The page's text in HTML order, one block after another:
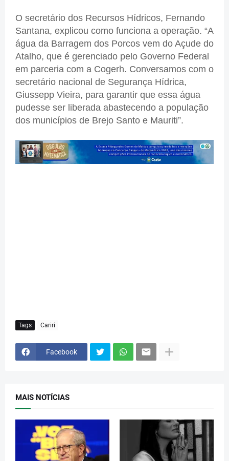
O secretário dos Recursos Hídricos, Fernando
Santana, explicou como funciona a operação. “A
água da Barragem dos Porcos vem do Açude do
Atalho, que é gerenciado pelo Governo Federal
em parceria com a Cogerh. Conversamos com o
secretário nacional de Segurança Hídrica,
Giussepp Vieira, para garantir que essa água
pudesse ser liberada abastecendo a população
dos municípios de Brejo Santo e Mauriti”.
Tags Cariri
Facebook
MAIS NOTÍCIAS